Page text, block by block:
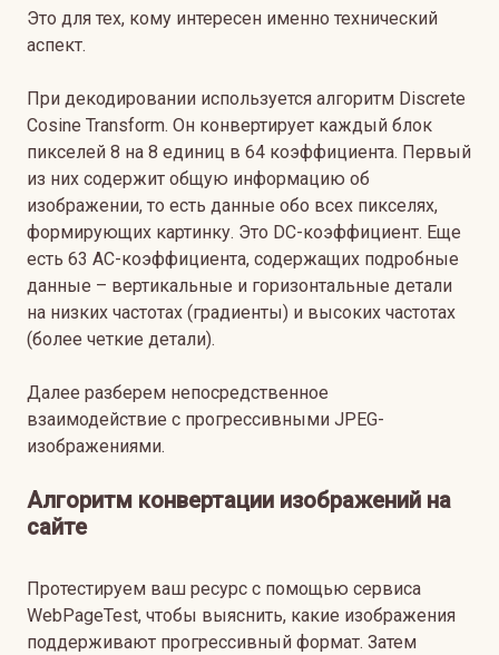
Это для тех, кому интересен именно технический
аспект.
При декодировании используется алгоритм Discrete
Cosine Transform. Он конвертирует каждый блок
пикселей 8 на 8 единиц в 64 коэффициента. Первый
из них содержит общую информацию об
изображении, то есть данные обо всех пикселях,
формирующих картинку. Это DC-коэффициент. Еще
есть 63 AC-коэффициента, содержащих подробные
данные – вертикальные и горизонтальные детали
на низких частотах (градиенты) и высоких частотах
(более четкие детали).
Далее разберем непосредственное
взаимодействие с прогрессивными JPEG-
изображениями.
Алгоритм конвертации изображений на
сайте
Протестируем ваш ресурс с помощью сервиса
WebPageTest, чтобы выяснить, какие изображения
поддерживают прогрессивный формат. Затем